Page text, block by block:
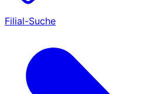
Filial-Suche